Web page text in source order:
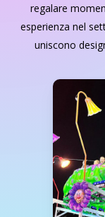
regalare
esperienza nel
uniscono